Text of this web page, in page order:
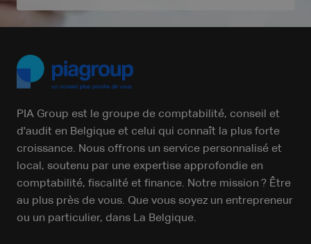
PIA Group est le groupe de comptabilité, conseil et
d'audit en Belgique et celui qui connaît la plus forte
croissance. Nous offrons un service personnalisé et
local, soutenu par une expertise approfondie en
comptabilité, fiscalité et finance. Notre mission ? Être
au plus près de vous. Que vous soyez un entrepreneur
ou un particulier, dans La Belgique.